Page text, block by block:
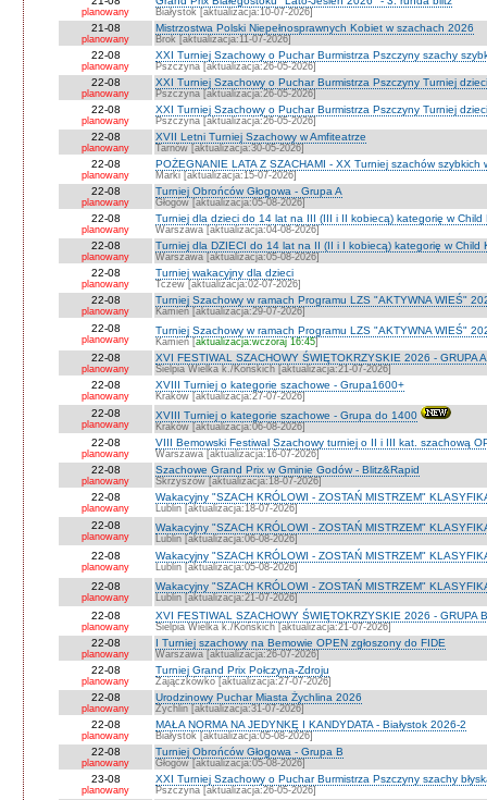
planowany Białystok [aktualizacja:10-07-2026]
21-08
planowany
Mistrzostwa Polski Niepełnosprawnych Kobiet w szachach 2026
Brok [aktualizacja:11-07-2026]
22-08
planowany
XXI Turniej Szachowy o Puchar Burmistrza Pszczyny szachy
Pszczyna [aktualizacja:26-05-2026]
22-08
planowany
XXI Turniej Szachowy o Puchar Burmistrza Pszczyny Turniej
Pszczyna [aktualizacja:26-05-2026]
22-08
planowany
XXI Turniej Szachowy o Puchar Burmistrza Pszczyny Turniej
Pszczyna [aktualizacja:26-05-2026]
22-08
planowany
XVII Letni Turniej Szachowy w Amfiteatrze
Tarnów [aktualizacja:30-05-2026]
22-08
planowany
POŻEGNANIE LATA Z SZACHAMI - XX Turniej szachów szybkich
Marki [aktualizacja:15-07-2026]
22-08
planowany
Turniej Obrońców Głogowa - Grupa A
Głogów [aktualizacja:05-08-2026]
22-08
planowany
Turniej dla dzieci do 14 lat na III (III i II kobiecą) kategorię w Child
Warszawa [aktualizacja:04-08-2026]
22-08
planowany
Turniej dla DZIECI do 14 lat na II (II i I kobiecą) kategorię w Child
Warszawa [aktualizacja:05-08-2026]
22-08
planowany
Turniej wakacyjny dla dzieci
Tczew [aktualizacja:02-07-2026]
22-08
planowany
Turniej Szachowy w ramach Programu LZS "AKTYWNA WIEŚ"
Kamień [aktualizacja:29-07-2026]
22-08
planowany
Turniej Szachowy w ramach Programu LZS "AKTYWNA WIEŚ"
Kamień [aktualizacja:wczoraj 16:45]
22-08
planowany
XVI FESTIWAL SZACHOWY ŚWIĘTOKRZYSKIE 2026 - GRUPA
Sielpia Wielka k./Końskich [aktualizacja:21-07-2026]
22-08
planowany
XVIII Turniej o kategorie szachowe - Grupa1600+
Kraków [aktualizacja:27-07-2026]
22-08
planowany
XVIII Turniej o kategorie szachowe - Grupa do 1400
Kraków [aktualizacja:06-08-2026]
22-08
planowany
VIII Bemowski Festiwal Szachowy turniej o II i III kat. szachową
Warszawa [aktualizacja:16-07-2026]
22-08
planowany
Szachowe Grand Prix w Gminie Godów - Blitz&Rapid
Skrzyszów [aktualizacja:18-07-2026]
22-08
planowany
Wakacyjny "SZACH KRÓLOWI - ZOSTAŃ MISTRZEM"
Lublin [aktualizacja:18-07-2026]
22-08
planowany
Wakacyjny "SZACH KRÓLOWI - ZOSTAŃ MISTRZEM"
Lublin [aktualizacja:06-08-2026]
22-08
planowany
Wakacyjny "SZACH KRÓLOWI - ZOSTAŃ MISTRZEM"
Lublin [aktualizacja:05-08-2026]
22-08
planowany
Wakacyjny "SZACH KRÓLOWI - ZOSTAŃ MISTRZEM"
Lublin [aktualizacja:21-07-2026]
22-08
planowany
XVI FESTIWAL SZACHOWY ŚWIĘTOKRZYSKIE 2026 - GRUPA B
Sielpia Wielka k./Końskich [aktualizacja:21-07-2026]
22-08
planowany
I Turniej szachowy na Bemowie OPEN zgłoszony do FIDE
Warszawa [aktualizacja:26-07-2026]
22-08
planowany
Turniej Grand Prix Połczyna-Zdroju
Zajączkówko [aktualizacja:27-07-2026]
22-08
planowany
Urodzinowy Puchar Miasta Żychlina 2026
Żychlin [aktualizacja:31-07-2026]
22-08
planowany
MAŁA NORMA NA JEDYNKĘ I KANDYDATA - Białystok 2026-2
Białystok [aktualizacja:05-08-2026]
22-08
planowany
Turniej Obrońców Głogowa - Grupa B
Głogów [aktualizacja:05-08-2026]
23-08
planowany
XXI Turniej Szachowy o Puchar Burmistrza Pszczyny szachy
Pszczyna [aktualizacja:26-05-2026]